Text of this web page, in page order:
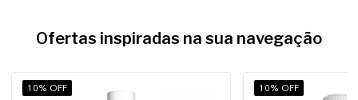
Ofertas inspiradas na sua navegação
10% OFF 10% OFF